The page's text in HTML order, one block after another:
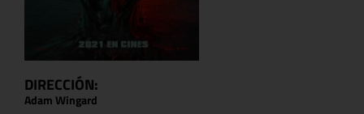
DIRECCIÓN:
Adam Wingard